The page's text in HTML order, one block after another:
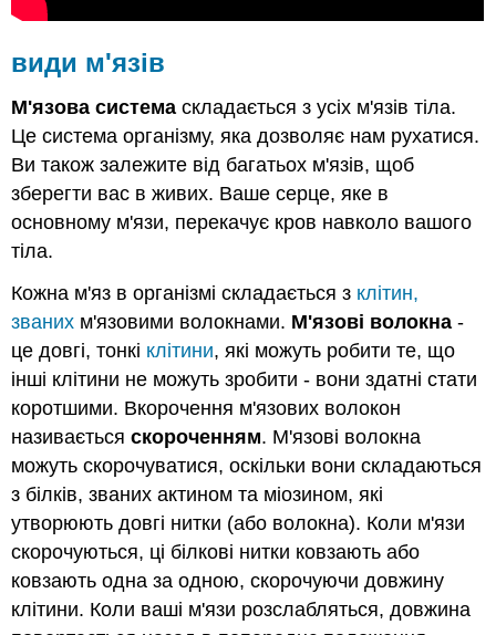
види м'язів
М'язова система складається з усіх м'язів тіла.
Це система організму, яка дозволяє нам рухатися.
Ви також залежите від багатьох м'язів, щоб
зберегти вас в живих. Ваше серце, яке в
основному м'язи, перекачує кров навколо вашого
тіла.
Кожна м'яз в організмі складається з клітин,
званих м'язовими волокнами. М'язові волокна -
це довгі, тонкі клітини, які можуть робити те, що
інші клітини не можуть зробити - вони здатні стати
коротшими. Вкорочення м'язових волокон
називаєтьсяскороченням. М'язові волокна
можуть скорочуватися, оскільки вони складаються
з білків, званих актином та міозином, які
утворюють довгі нитки (або волокна). Коли м'язи
скорочуються, ці білкові нитки ковзають або
ковзають одна за одною, скорочуючи довжину
клітини. Коли ваші м'язи розслабляться, довжина